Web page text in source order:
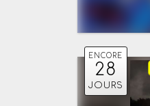
ENCORE
28
JOURS